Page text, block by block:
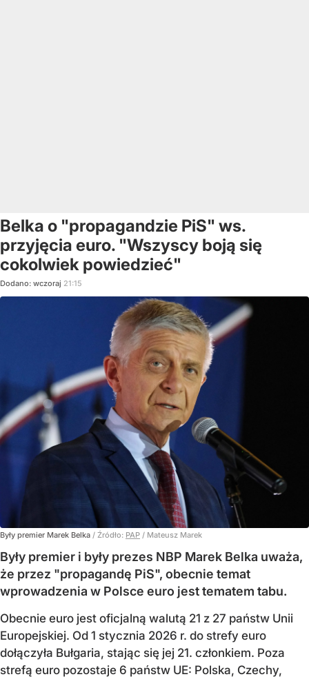
Belka o "propagandzie PiS" ws.
przyjęcia euro. "Wszyscy boją się
cokolwiek powiedzieć"
Dodano: wczoraj 21:15
Były premier Marek Belka / Źródło: PAP / Mateusz Marek
Były premier i były prezes NBP Marek Belka uważa,
że przez "propagandę PiS", obecnie temat
wprowadzenia w Polsce euro jest tematem tabu.
Obecnie euro jest oficjalną walutą 21 z 27 państw Unii
Europejskiej. Od 1 stycznia 2026 r. do strefy euro
dołączyła Bułgaria, stając się jej 21. członkiem. Poza
strefą euro pozostaje 6 państw UE: Polska, Czechy,